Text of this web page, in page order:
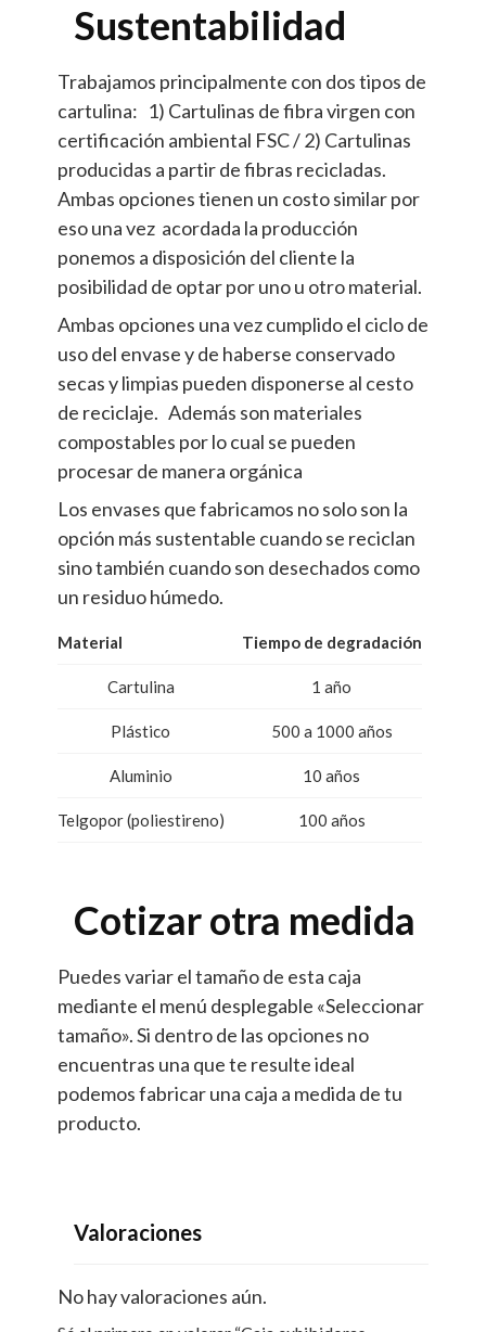
Sustentabilidad
Trabajamos principalmente con dos tipos de
cartulina: 1) Cartulinas de fibra virgen con
certificación ambiental FSC / 2) Cartulinas
producidas a partir de fibras recicladas.
Ambas opciones tienen un costo similar por
eso una vez acordada la producción
ponemos a disposición del cliente la
posibilidad de optar por uno u otro material.
Ambas opciones una vez cumplido el ciclo de
uso del envase y de haberse conservado
secas y limpias pueden disponerse al cesto
de reciclaje. Además son materiales
compostables por lo cual se pueden
procesar de manera orgánica
Los envases que fabricamos no solo son la
opción más sustentable cuando se reciclan
sino también cuando son desechados como
un residuo húmedo.
Material Tiempo de degradación
Cartulina 1 año
Plástico 500 a 1000 años
Aluminio 10 años
Telgopor (poliestireno) 100 años
Cotizar otra medida
Puedes variar el tamaño de esta caja
mediante el menú desplegable «Seleccionar
tamaño». Si dentro de las opciones no
encuentras una que te resulte ideal
podemos fabricar una caja a medida de tu
producto.
Valoraciones
No hay valoraciones aún.